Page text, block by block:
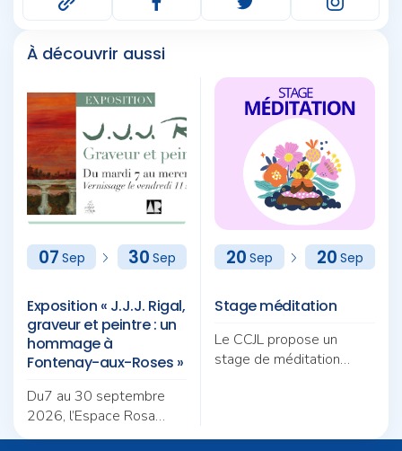
À découvrir aussi
07 Sep 30 Sep
Exposition « J.J.J. Rigal,
graveur et peintre : un
hommage à
Fontenay-aux-Roses »
Du7 au 30 septembre
2026, l’Espace Rosa
Bonheur accueille
20 Sep 20 Sep
Stage méditation
Le CCJL propose un
stage de méditation
trame ».